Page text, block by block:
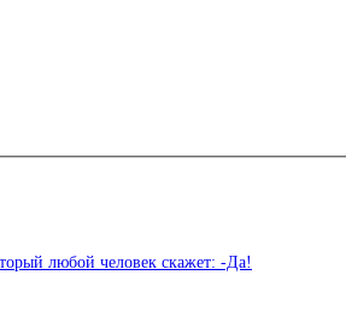
любой человек скажет: -Да!